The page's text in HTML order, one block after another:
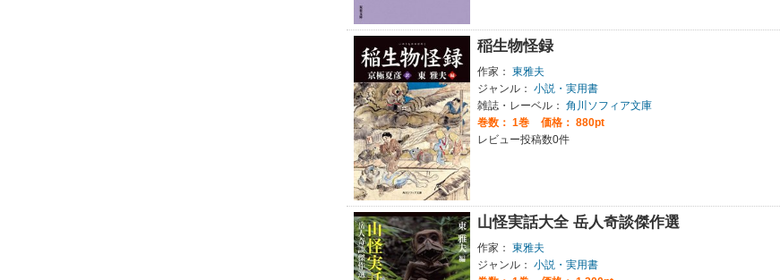
稲生物怪録
作家： 東雅夫
ジャンル： 小説・実用書
雑誌・レーベル： 角川ソフィア文庫
巻数： 1巻
価格： 880pt
レビュー投稿数0件
山怪実話大全 岳人奇談傑作選
作家： 東雅夫
ジャンル： 小説・実用書